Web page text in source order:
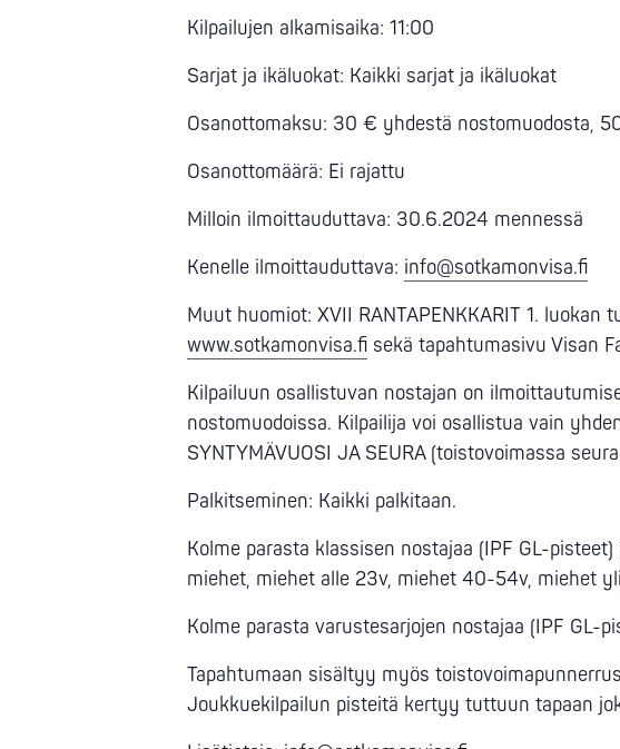
Kilpailujen alkamisaika: 11:00
Sarjat ja ikäluokat: Kaikki sarjat ja ikäluokat
Osanottomaksu: 30 € yhdestä nostomuodosta,
Osanottomäärä: Ei rajattu
Milloin ilmoittauduttava: 30.6.2024 mennessä
Kenelle ilmoittauduttava: info@sotkamonvisa.fi
Muut huomiot: XVII RANTAPENKKARIT 1.
www.sotkamonvisa.fi sekä tapahtumasivu Visan
Kilpailuun osallistuvan nostajan on
nostomuodoissa. Kilpailija voi osallistua vain
SYNTYMÄVUOSI JA SEURA (toistovoimassa
Palkitseminen: Kaikki palkitaan.
Kolme parasta klassisen nostajaa (IPF GL-
miehet, miehet alle 23v, miehet 40-54v, miehet
Kolme parasta varustesarjojen nostajaa (IPF GL-
Tapahtumaan sisältyy myös
Joukkuekilpailun pisteitä kertyy tuttuun tapaan